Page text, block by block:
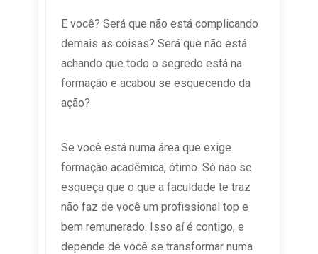
E você? Será que não está complicando
demais as coisas? Será que não está
achando que todo o segredo está na
formação e acabou se esquecendo da
ação?
Se você está numa área que exige
formação acadêmica, ótimo. Só não se
esqueça que o que a faculdade te traz
não faz de você um profissional top e
bem remunerado. Isso aí é contigo, e
depende de você se transformar numa